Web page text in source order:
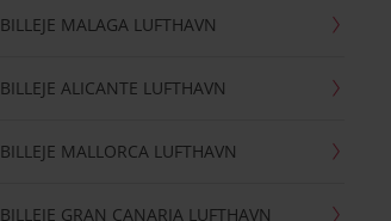
BILLEJE MALAGA LUFTHAVN
BILLEJE ALICANTE LUFTHAVN
BILLEJE MALLORCA LUFTHAVN
BILLEJE GRAN CANARIA LUFTHAVN